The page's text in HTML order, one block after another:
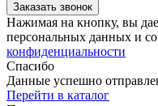
Заказать звонок
Нажимая на кнопку, вы
персональных данных и
конфиденциальности
Спасибо
Данные успешно
Перейти в каталог